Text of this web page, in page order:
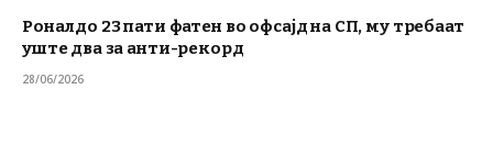
Роналдо 23 пати фатен во офсајд на СП, му требаат
уште два за анти-рекорд
28/06/2026